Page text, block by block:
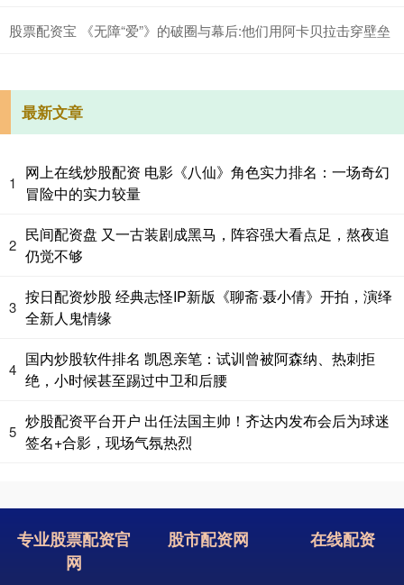
股票配资宝 《无障“爱”》的破圈与幕后:他们用阿卡贝拉击穿壁垒
最新文章
1
网上在线炒股配资 电影《八仙》角色实力排名：一场奇幻
冒险中的实力较量
2
民间配资盘 又一古装剧成黑马，阵容强大看点足，熬夜追
仍觉不够
3
按日配资炒股 经典志怪IP新版《聊斋·聂小倩》开拍，演绎
全新人鬼情缘
4
国内炒股软件排名 凯恩亲笔：试训曾被阿森纳、热刺拒
绝，小时候甚至踢过中卫和后腰
5
炒股配资平台开户 出任法国主帅！齐达内发布会后为球迷
签名+合影，现场气氛热烈
专业股票配资官
网
股市配资网 在线配资